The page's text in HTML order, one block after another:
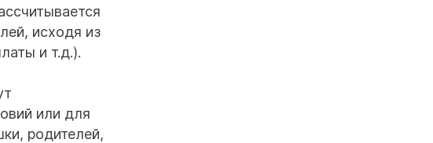
исходя из
и т.д.).
или для
родителей,